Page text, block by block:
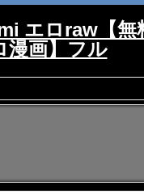
エロraw【無
漫画】フル